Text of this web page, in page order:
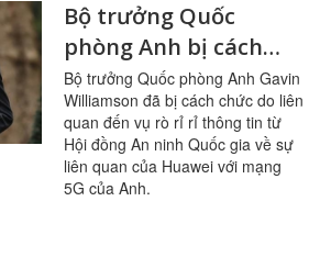
Bộ trưởng Quốc
phòng Anh bị cách
chức vì rò rỉ thông tin
mật về Huawei
Bộ trưởng Quốc phòng Anh Gavin
Williamson đã bị cách chức do liên
quan đến vụ rò rỉ rỉ thông tin từ
Hội đồng An ninh Quốc gia về sự
liên quan của Huawei với mạng
5G của Anh.